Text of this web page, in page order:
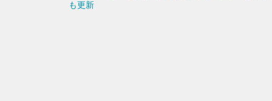
も更新